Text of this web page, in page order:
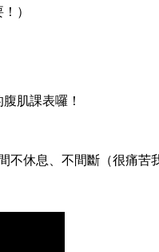
）
肌課表囉！
不休息、不間斷（很痛苦